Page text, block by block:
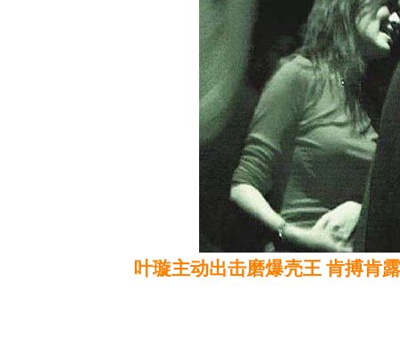
叶璇主动出击磨爆壳王 肯搏肯